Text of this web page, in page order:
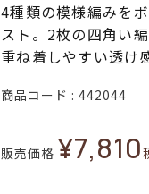
4種類の模様編みを
スト。2枚の四角い
重ね着しやすい透け
商品コード 442044
販売価格 ¥7,810